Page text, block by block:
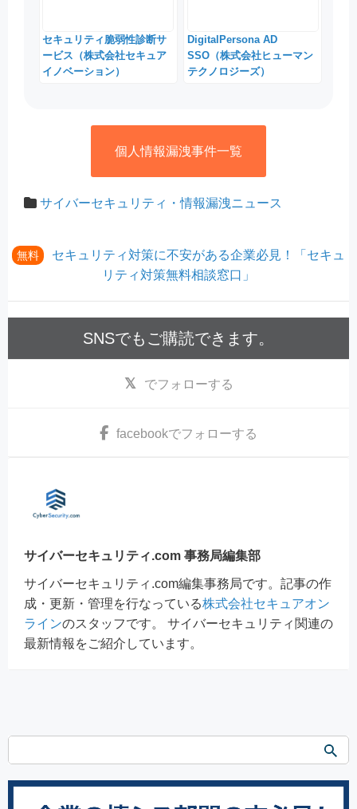
セキュリティ脆弱性診断サ
ービス（株式会社セキュア
イノベーション）
DigitalPersona AD
SSO（株式会社ヒューマン
テクノロジーズ）
個人情報漏洩事件一覧
サイバーセキュリティ・情報漏洩ニュース
無料
セキュリティ対策に不安がある企業必見！「セキュ
リティ対策無料相談窓口」
SNSでもご購読できます。
でフォローする
facebookでフォローする
サイバーセキュリティ.com 事務局編集部
サイバーセキュリティ.com編集事務局です。記事の作
成・更新・管理を行なっている株式会社セキュアオン
ラインのスタッフです。 サイバーセキュリティ関連の
最新情報をご紹介しています。